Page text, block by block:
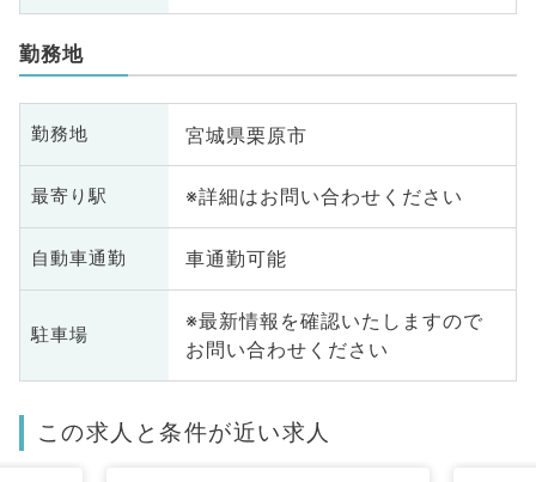
勤務地
勤務地 宮城県栗原市
最寄り駅 ※詳細はお問い合わせください
自動車通勤 車通勤可能
駐車場
※最新情報を確認いたしますので
お問い合わせください
この求人と条件が近い求人